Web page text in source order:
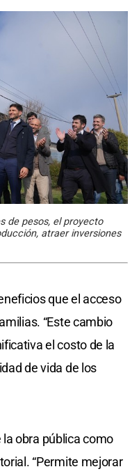
de pesos, el proyecto
atraer inversiones
que el acceso
“Este cambio
el costo de la
de vida de los
obra pública como
“Permite mejorar